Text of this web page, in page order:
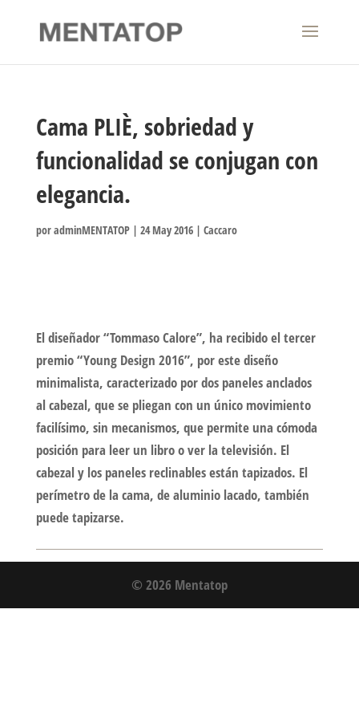
Cama PLIÈ, sobriedad y
funcionalidad se conjugan con
elegancia.
poradminMENTATOP| 24 May 2016| Caccaro
El diseñador “Tommaso Calore”, ha recibido el tercer
premio “Young Design 2016”, por este diseño
minimalista, caracterizado por dos paneles anclados
al cabezal, que se pliegan con un único movimiento
facilísimo, sin mecanismos, que permite una cómoda
posición para leer un libro o ver la televisión. El
cabezal y los paneles reclinables están tapizados. El
perímetro de la cama, de aluminio lacado, también
puede tapizarse.
© 2026 Mentatop